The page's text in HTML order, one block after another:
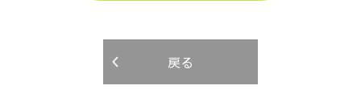
戻る